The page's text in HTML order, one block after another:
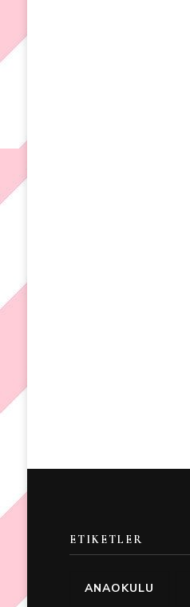
ETIKETLER
ANAOKULU